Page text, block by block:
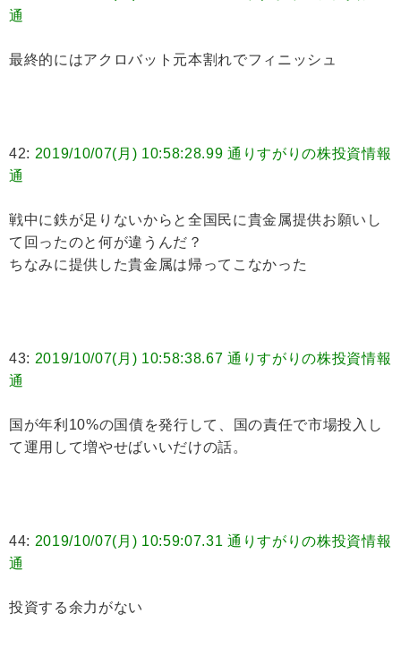
通
最終的にはアクロバット元本割れでフィニッシュ
42: 2019/10/07(月) 10:58:28.99 通りすがりの株投資情報
通
戦中に鉄が足りないからと全国民に貴金属提供お願いし
て回ったのと何が違うんだ？
ちなみに提供した貴金属は帰ってこなかった
43: 2019/10/07(月) 10:58:38.67 通りすがりの株投資情報
通
国が年利10%の国債を発行して、国の責任で市場投入し
て運用して増やせばいいだけの話。
44: 2019/10/07(月) 10:59:07.31 通りすがりの株投資情報
通
投資する余力がない